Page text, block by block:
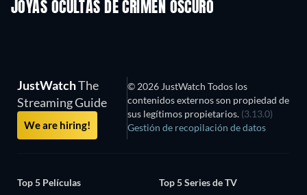
JOYAS OCULTAS DE CRIMEN OSCURO
JustWatchThe
Streaming Guide
We are hiring!
© 2026 JustWatch Todos los
contenidos externos son propiedad de
sus legítimos propietarios. (3.13.0)
Gestión de recopilación de datos
Top 5 Películas
Top 5 Series de TV